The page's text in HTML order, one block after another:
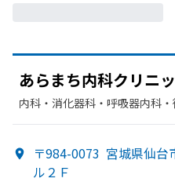
あらまち内科クリニ
内科・​消化器科・​呼吸器内科
〒984-0073 宮城県仙台
ル２Ｆ